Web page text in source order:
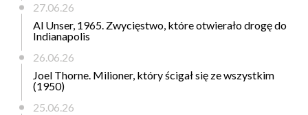
27.06.26
Al Unser, 1965. Zwycięstwo, które otwierało drogę do
Indianapolis
26.06.26
Joel Thorne. Milioner, który ścigał się ze wszystkim
(1950)
25.06.26